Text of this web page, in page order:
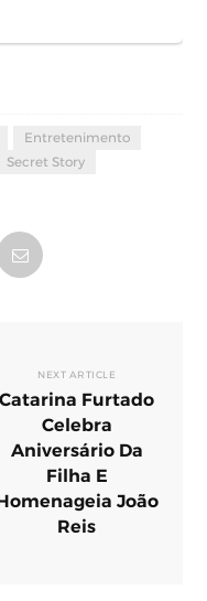
Entretenimento
Secret Story
NEXT ARTICLE
Catarina Furtado
Celebra
Aniversário Da
Filha E
João
Reis